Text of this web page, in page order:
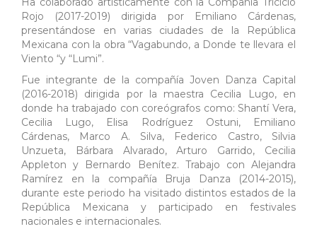
Rojo (2017-2019) dirigida por Emiliano Cárdenas,
presentándose en varias ciudades de la República
Mexicana con la obra “Vagabundo, a Donde te llevara el
Viento “y “Lumi”.
Fue integrante de la compañía Joven Danza Capital
(2016-2018) dirigida por la maestra Cecilia Lugo, en
donde ha trabajado con coreógrafos como: Shantí Vera,
Cecilia Lugo, Elisa Rodríguez Ostuni, Emiliano
Cárdenas, Marco A. Silva, Federico Castro, Silvia
Unzueta, Bárbara Alvarado, Arturo Garrido, Cecilia
Appleton y Bernardo Benítez. Trabajo con Alejandra
Ramírez en la compañía Bruja Danza (2014-2015),
durante este periodo ha visitado distintos estados de la
República Mexicana y participado en festivales
nacionales e internacionales.